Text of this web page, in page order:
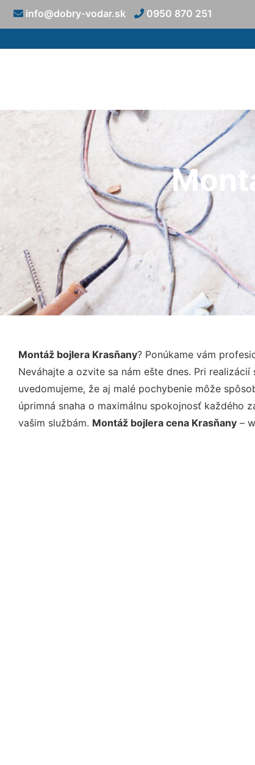
info@dobry-vodar.sk 0950 870 251
Montáž bojlera Krasňany? Ponúkame vám
Neváhajte a ozvite sa nám ešte dnes. Pri
uvedomujeme, že aj malé pochybenie môže
úprimná snaha o maximálnu spokojnosť každého
vašim službám. Montáž bojlera cena Krasňany –